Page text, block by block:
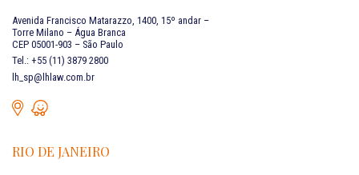
Avenida Francisco Matarazzo, 1400, 15º andar –
Torre Milano – Água Branca
CEP 05001-903 – São Paulo
Tel.: +55 (11) 3879 2800
lh_sp@lhlaw.com.br
RIO DE JANEIRO